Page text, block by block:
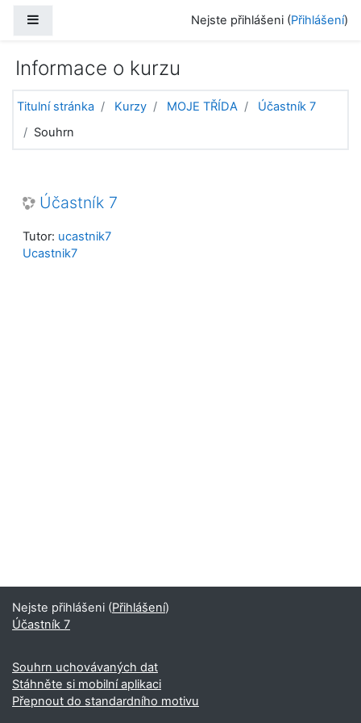
Nejste přihlášeni (Přihlášení)
Informace o kurzu
Titulní stránka Kurzy MOJE TŘÍDA
Účastník 7
Souhrn
Účastník 7
Tutor: ucastnik7
Ucastnik7
Nejste přihlášeni (Přihlášení)
Účastník 7
Souhrn uchovávaných dat
Stáhněte si mobilní aplikaci
Přepnout do standardního motivu